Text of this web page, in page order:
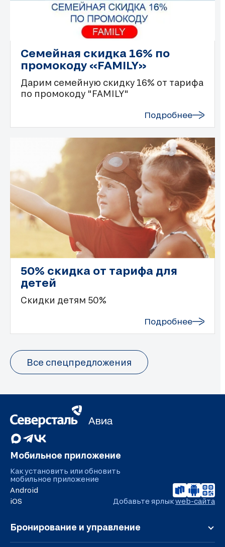
Семейная скидка 16% по
промокоду «FAMILY»
Дарим семейную скидку 16% от тарифа
по промокоду "FAMILY"
Подробнее
50% скидка от тарифа для
детей
Скидки детям 50%
Подробнее
Все спецпредложения
Мобильное приложение
Как установить или обновить
мобильное приложение
Android
iOS
Добавьте ярлыкweb-сайта
Бронирование и управление
Регистрация